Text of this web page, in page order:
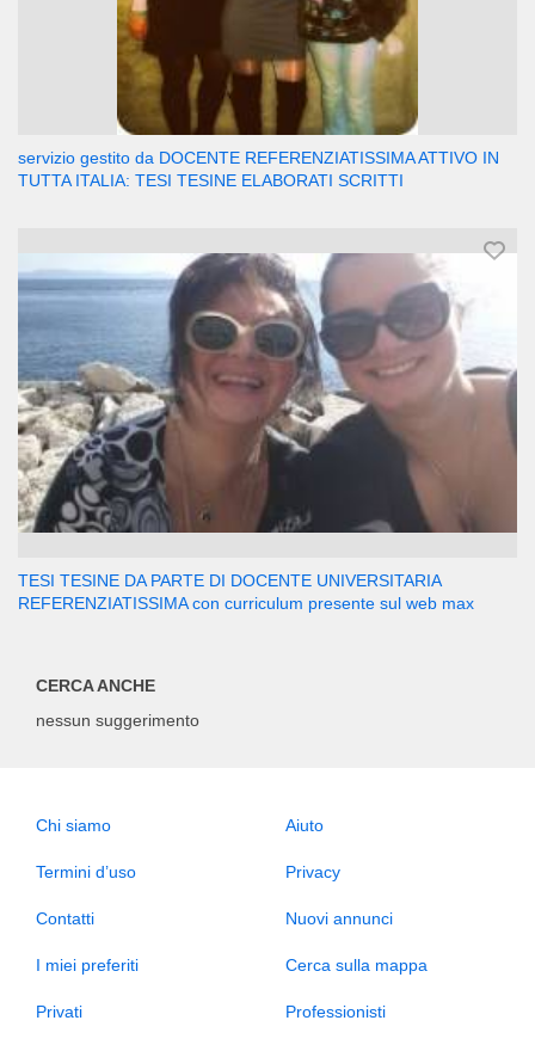
servizio gestito da DOCENTE REFERENZIATISSIMA ATTIVO IN
TUTTA ITALIA: TESI TESINE ELABORATI SCRITTI
TESI TESINE DA PARTE DI DOCENTE UNIVERSITARIA
REFERENZIATISSIMA con curriculum presente sul web max
CERCA ANCHE
nessun suggerimento
Chi siamo Aiuto
Termini d’uso Privacy
Contatti Nuovi annunci
I miei preferiti Cerca sulla mappa
Privati Professionisti